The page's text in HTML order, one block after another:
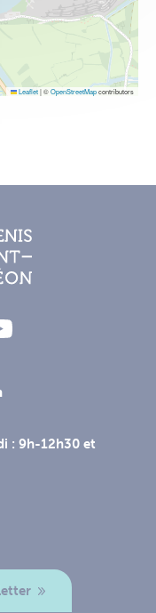
Leaflet|©OpenStreetMapcontributors
: 9h-12h30 et